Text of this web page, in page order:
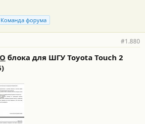
Команда форума
#1.880
блока для ШГУ Toyota Touch 2